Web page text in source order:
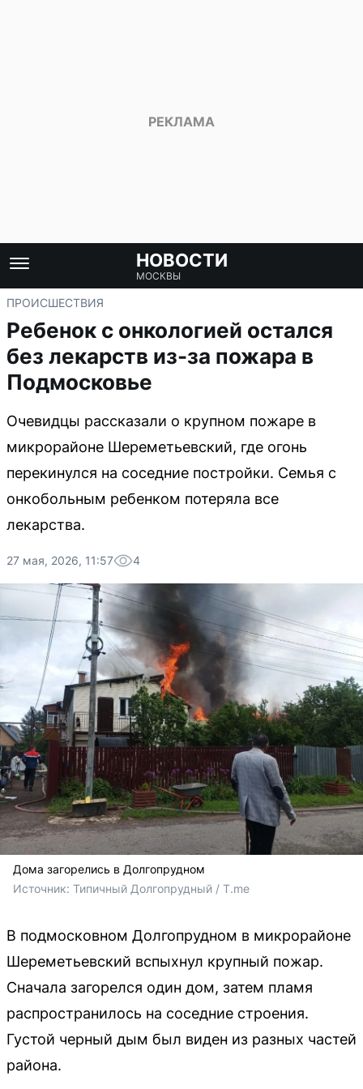
НОВОСТИ
МОСКВЫ
ПРОИСШЕСТВИЯ
Ребенок с онкологией остался
без лекарств из-за пожара в
Подмосковье
Очевидцы рассказали о крупном пожаре в
микрорайоне Шереметьевский, где огонь
перекинулся на соседние постройки. Семья с
онкобольным ребенком потеряла все
лекарства.
27 мая, 2026, 11:57 4
Дома загорелись в Долгопрудном
Источник: Типичный Долгопрудный / T.me
В подмосковном Долгопрудном в микрорайоне
Шереметьевский вспыхнул крупный пожар.
Сначала загорелся один дом, затем пламя
распространилось на соседние строения.
Густой черный дым был виден из разных частей
района.